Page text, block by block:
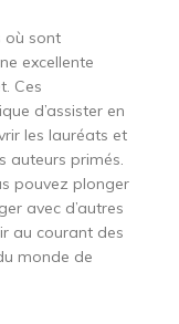
où sont
excellente
Ces
d’assister en
les lauréats et
auteurs primés.
pouvez plonger
avec d’autres
au courant des
monde de